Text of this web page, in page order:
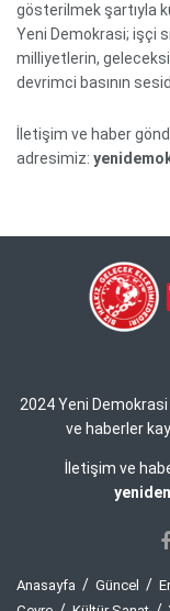
gösterilmek şartıyla
Yeni Demokrasi; işçi
milliyetlerin,
devrimci basının
İletişim ve haber
adresimiz:
2024 Yeni
ve haberler
İletişim ve
Anasayfa Güncel